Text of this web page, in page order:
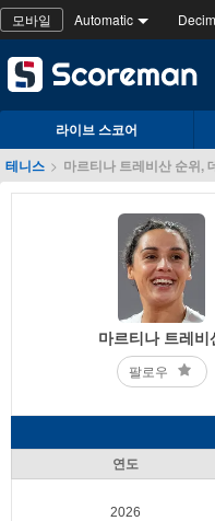
모바일 Automatic
라이브 스코어
테니스 > 마르티나 트레비산 순위,
마르티나 트레비
팔로우
연도
2026